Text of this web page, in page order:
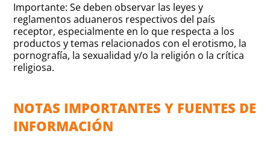
Importante: Se deben observar las leyes y
reglamentos aduaneros respectivos del país
receptor, especialmente en lo que respecta a los
productos y temas relacionados con el erotismo, la
pornografía, la sexualidad y/o la religión o la crítica
religiosa.
NOTAS IMPORTANTES Y FUENTES DE
INFORMACIÓN